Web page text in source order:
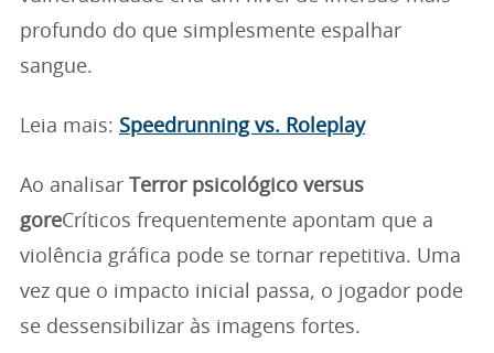
profundo do que simplesmente espalhar
sangue.
Leia mais: Speedrunning vs. Roleplay
Ao analisar
Terror psicológico versus
goreCríticos frequentemente apontam que a
violência gráfica pode se tornar repetitiva. Uma
vez que o impacto inicial passa, o jogador pode
se dessensibilizar às imagens fortes.